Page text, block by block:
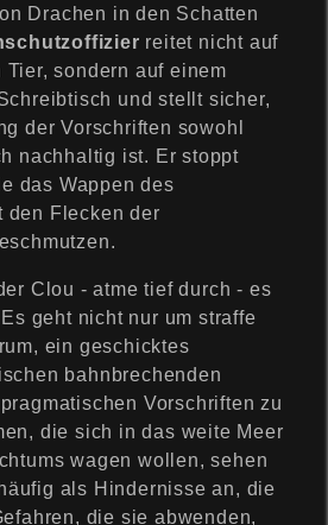
Drachen in den Schatten
reitet nicht auf
sondern auf einem
und stellt sicher,
der Vorschriften sowohl
nachhaltig ist. Er stoppt
das Wappen des
den Flecken der
Clou - atme tief durch - es
geht nicht nur um straffe
ein geschicktes
bahnbrechenden
Vorschriften zu
die sich in das weite Meer
wagen wollen, sehen
als Hindernisse an, die
die sie abwenden,